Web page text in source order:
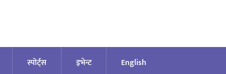
स्पोर्ट्स इभेन्ट English